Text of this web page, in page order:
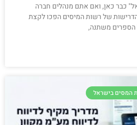
כבר כאן, ואם אתם מנהלים חברה
של רשות המיסים הפכו לקצת
הספרים משתנה,
המסים בישראל